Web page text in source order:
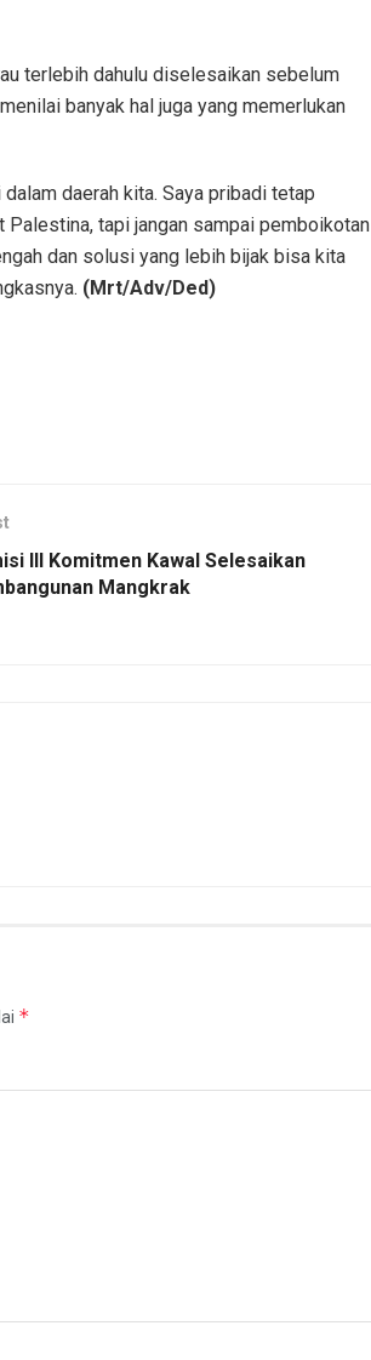
terlebih dahulu diselesaikan sebelum
banyak hal juga yang memerlukan
daerah kita. Saya pribadi tetap
tapi jangan sampai pemboikotan
dan solusi yang lebih bijak bisa kita
(Mrt/Adv/Ded)
III Komitmen Kawal Selesaikan
Mangkrak
*